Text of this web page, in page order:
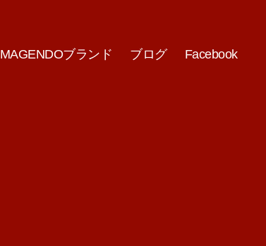
MAGENDOブランド ブログ Facebook